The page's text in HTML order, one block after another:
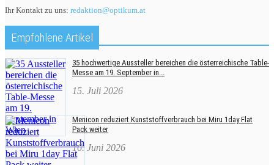
Ihr Kontakt zu uns: redaktion@optikum.at
Empfohlene Artikel
35 hochwertige Aussteller bereichen die österreichische Table-
Messe am 19. September in...
15. Juli 2026
Menicon reduziert Kunststoffverbrauch bei Miru 1day Flat
Pack weiter
16. Juni 2026